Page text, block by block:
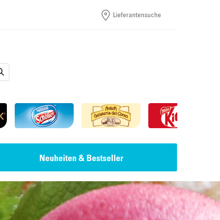
Lieferantensuche
Neuheiten & Bestseller